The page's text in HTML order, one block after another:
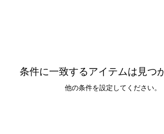
条件に一致するアイテムは見つ
他の条件を設定してください。